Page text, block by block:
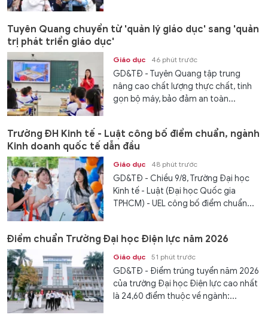
Tuyên Quang chuyển từ 'quản lý giáo dục' sang 'quản
trị phát triển giáo dục'
Giáo dục 46 phút trước
GD&TĐ - Tuyên Quang tập trung
nâng cao chất lượng thực chất, tinh
gọn bộ máy, bảo đảm an toàn...
Trường ĐH Kinh tế - Luật công bố điểm chuẩn, ngành
Kinh doanh quốc tế dẫn đầu
Giáo dục 48 phút trước
GD&TĐ - Chiều 9/8, Trường Đại học
Kinh tế - Luật (Đại học Quốc gia
TPHCM) - UEL công bố điểm chuẩn...
Điểm chuẩn Trường Đại học Điện lực năm 2026
Giáo dục 51 phút trước
GD&TĐ - Điểm trúng tuyển năm 2026
của trường Đại học Điện lực cao nhất
là 24,60 điểm thuộc về ngành:...